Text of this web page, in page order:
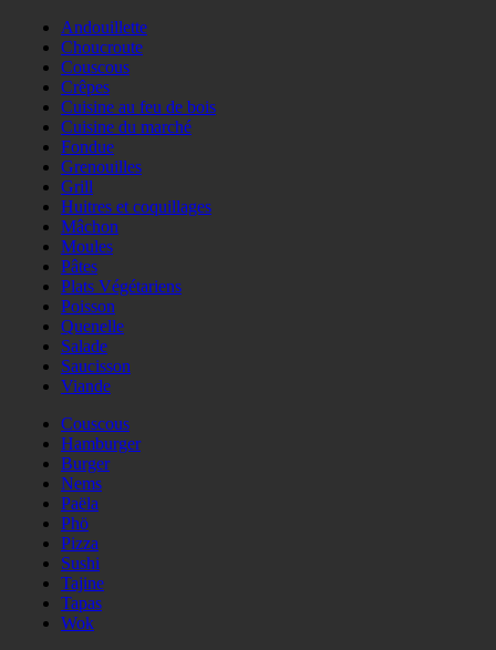
Andouillette
Choucroute
Couscous
Crêpes
Cuisine au feu de bois
Cuisine du marché
Fondue
Grenouilles
Grill
Huitres et coquillages
Mâchon
Moules
Pâtes
Plats Végétariens
Poisson
Quenelle
Salade
Saucisson
Viande
Couscous
Hamburger
Burger
Nems
Paëla
Phö
Pizza
Sushi
Tajine
Tapas
Wok